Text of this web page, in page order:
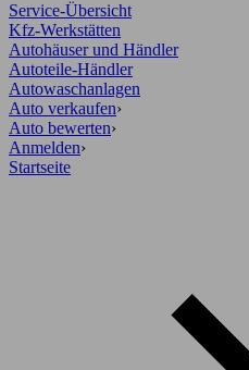
Service-Übersicht
Kfz-Werkstätten
Autohäuser und Händler
Autoteile-Händler
Autowaschanlagen
Auto verkaufen›
Auto bewerten›
Anmelden›
Startseite